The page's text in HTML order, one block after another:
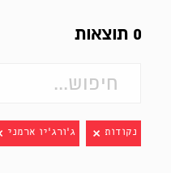
0 תוצאות
נקודות ג'ורג'יו ארמני